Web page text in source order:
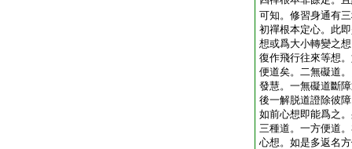
可知。修習身通有
初禪根本定心。此
想或爲大小轉變之
復作飛行往來等想
便道矣。二無礙道
發慧。一無礙道斷
後一解脱道證除彼
如前心想即能爲之
三種道。一方便道
心想。如是多返名